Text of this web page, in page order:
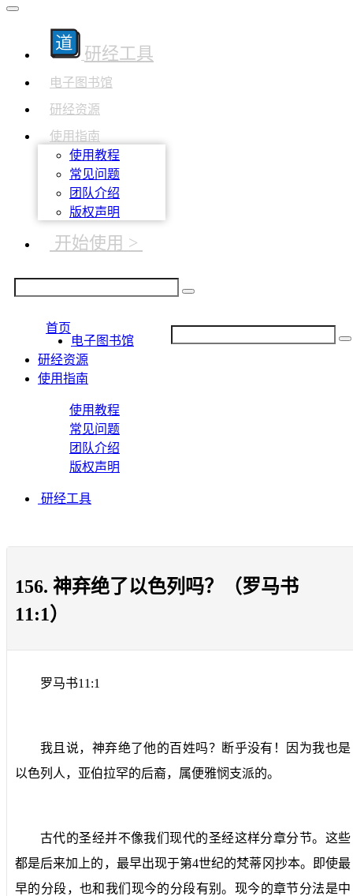
研经工具
电子图书馆
研经资源
使用指南
使用教程
常见问题
团队介绍
版权声明
开始使用 >
首页
电子图书馆
研经资源
使用指南
使用教程
常见问题
团队介绍
版权声明
研经工具
156. 神弃绝了以色列吗？（罗马书
11:1）
罗马书11:1
我且说，神弃绝了他的百姓吗？断乎没有！因为我也是
以色列人，亚伯拉罕的后裔，属便雅悯支派的。
古代的圣经并不像我们现代的圣经这样分章分节。这些
都是后来加上的，最早出现于第4世纪的梵蒂冈抄本。即使最
早的分段，也和我们现今的分段有别。现今的章节分法是中